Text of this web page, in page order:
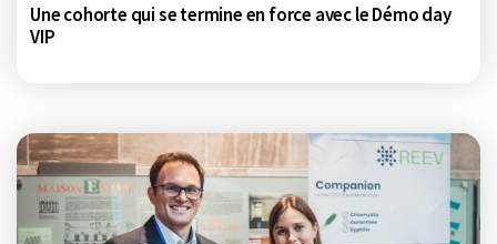
Une cohorte qui se termine en force avec le Démo day
VIP